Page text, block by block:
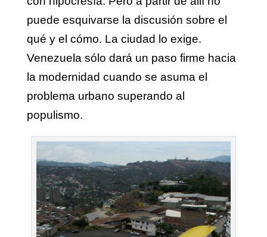
puede esquivarse la discusión sobre el
qué y el cómo. La ciudad lo exige.
Venezuela sólo dará un paso firme hacia
la modernidad cuando se asuma el
problema urbano superando al
populismo.